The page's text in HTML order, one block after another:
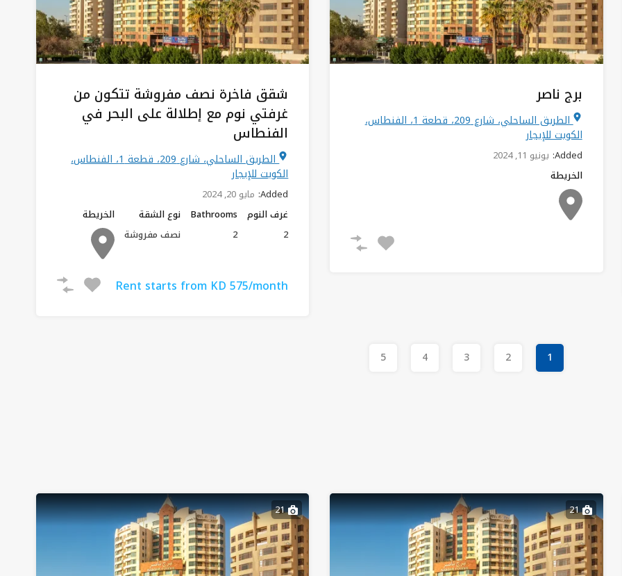
برج ناصر
الطريق الساحلي، شارع 209، قطعة 1، الفنطاس،
الكويت للإيجار
Added: يونيو 11, 2024
الخريطة
شقق فاخرة نصف مفروشة تتكون من
غرفتي نوم مع إطلالة على البحر في
الفنطاس
الطريق الساحلي، شارع 209، قطعة 1، الفنطاس،
الكويت للإيجار
Added: مايو 20, 2024
غرف النوم
2
Bathrooms
2
نوع الشقة
نصف مفروشة
الخريطة
Rent starts from KD 575/month
1
2
3
4
5
21
21